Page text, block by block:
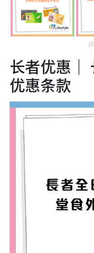
长者优惠｜
优惠条款